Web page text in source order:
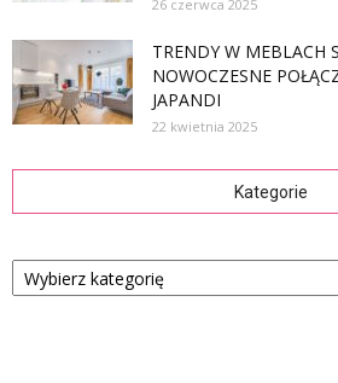
26 czerwca 2025
TRENDY W MEBLACH
NOWOCZESNE
JAPANDI
22 kwietnia 2025
Kategorie
Kategorie